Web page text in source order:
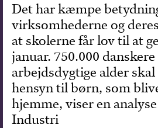
Det har kæmpe
virksomhederne og
at skolerne får lov til at
januar. 750.000
arbejdsdygtige alder
hensyn til børn, som
hjemme, viser en
Industri